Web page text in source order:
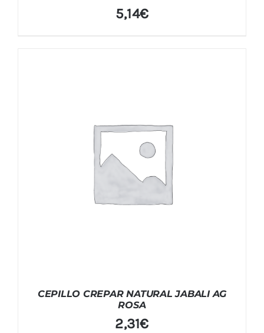
5,14€
CEPILLO CREPAR NATURAL JABALI AG
ROSA
2,31€